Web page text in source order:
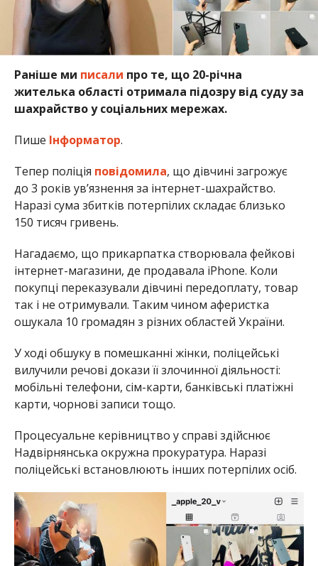
Раніше ми писали про те, що 20-річна
жителька області отримала підозру від суду за
шахрайство у соціальних мережах.
Пише Інформатор.
Тепер поліція повідомила, що дівчині загрожує
до 3 років ув’язнення за інтернет-шахрайство.
Наразі сума збитків потерпілих складає близько
150 тисяч гривень.
Нагадаємо, що прикарпатка створювала фейкові
інтернет-магазини, де продавала iPhone. Коли
покупці переказували дівчині передоплату, товар
так і не отримували. Таким чином аферистка
ошукала 10 громадян з різних областей України.
У ході обшуку в помешканні жінки, поліцейські
вилучили речові докази її злочинної діяльності:
мобільні телефони, сім-карти, банківські платіжні
карти, чорнові записи тощо.
Процесуальне керівництво у справі здійснює
Надвірнянська окружна прокуратура. Наразі
поліцейські встановлюють інших потерпілих осіб.